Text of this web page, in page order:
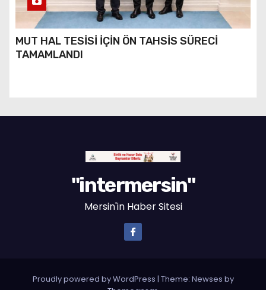
MUT HAL TESİSİ İÇİN ÖN TAHSİS SÜRECİ
TAMAMLANDI
"intermersin"
Mersin'in Haber Sitesi
Proudly powered by WordPress | Theme: Newses by